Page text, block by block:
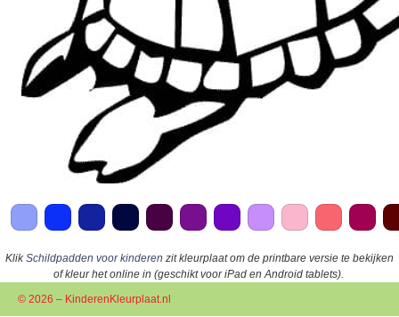
KlikSchildpadden voor kinderen zit kleurplaat om de printbare versie te bekijken
of kleur het online in (geschikt voor iPad en Android tablets).
© 2026 – KinderenKleurplaat.nl